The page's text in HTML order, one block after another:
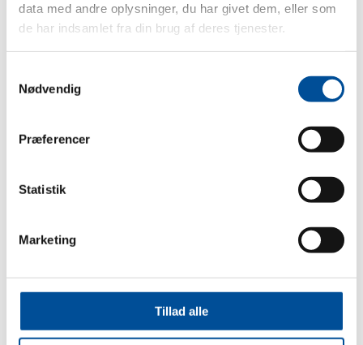
data med andre oplysninger, du har givet dem, eller som
de har indsamlet fra din brug af deres tjenester.
Nødvendig
Præferencer
Statistik
Marketing
Tillad alle
du
gør
du